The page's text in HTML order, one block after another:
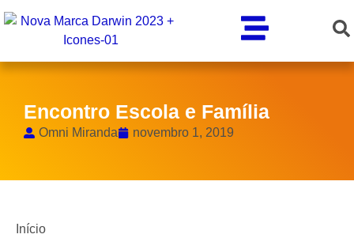
Encontro Escola e Família
Omni Miranda novembro 1, 2019
Início